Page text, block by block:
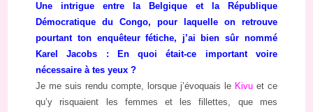
Une intrigue entre la Belgique et la République
Démocratique du Congo, pour laquelle on retrouve
pourtant ton enquêteur fétiche, j’ai bien sûr nommé
Karel Jacobs : En quoi était-ce important voire
nécessaire à tes yeux ?
Je me suis rendu compte, lorsque j’évoquais le Kivuet ce
qu’y risquaient les femmes et les fillettes, que mes